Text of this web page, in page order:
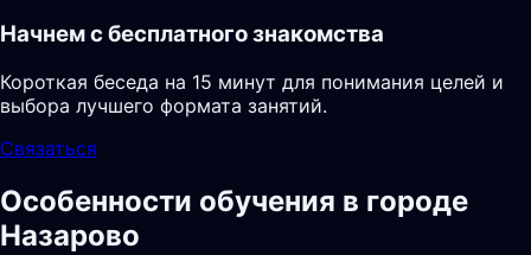
Начнем с бесплатного знакомства
Короткая беседа на 15 минут для понимания целей и
выбора лучшего формата занятий.
Связаться
Особенности обучения в городе
Назарово